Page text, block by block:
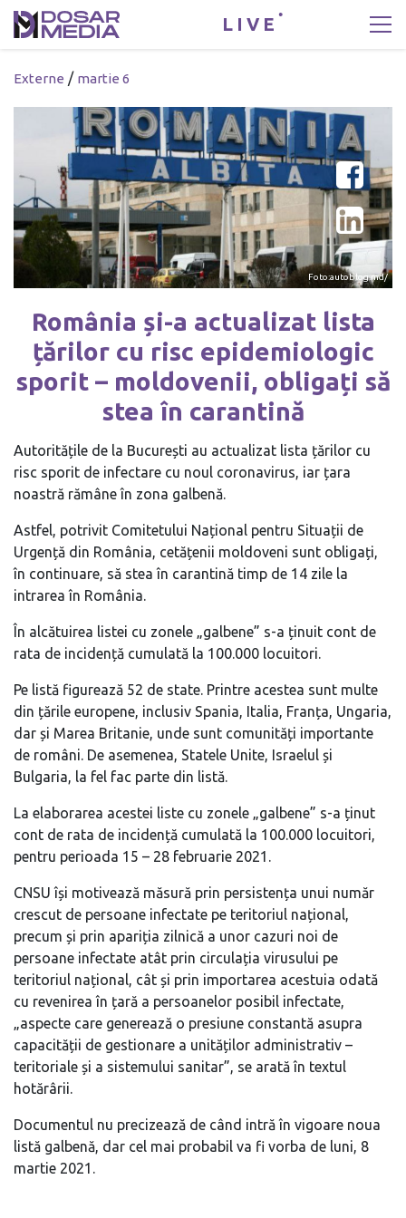
LIVE
Externe / martie 6
Foto:autoblog.md/
România și-a actualizat lista
țărilor cu risc epidemiologic
sporit – moldovenii, obligați să
stea în carantină
Autoritățile de la București au actualizat lista țărilor cu
risc sporit de infectare cu noul coronavirus, iar țara
noastră rămâne în zona galbenă.
Astfel, potrivit Comitetului Național pentru Situații de
Urgență din România, cetățenii moldoveni sunt obligați,
în continuare, să stea în carantină timp de 14 zile la
intrarea în România.
În alcătuirea listei cu zonele „galbene” s-a ținuit cont de
rata de incidență cumulată la 100.000 locuitori.
Pe listă figurează 52 de state. Printre acestea sunt multe
din țările europene, inclusiv Spania, Italia, Franța, Ungaria,
dar și Marea Britanie, unde sunt comunități importante
de români. De asemenea, Statele Unite, Israelul și
Bulgaria, la fel fac parte din listă.
La elaborarea acestei liste cu zonele „galbene” s-a ținut
cont de rata de incidență cumulată la 100.000 locuitori,
pentru perioada 15 – 28 februarie 2021.
CNSU își motivează măsură prin persistența unui număr
crescut de persoane infectate pe teritoriul național,
precum și prin apariția zilnică a unor cazuri noi de
persoane infectate atât prin circulația virusului pe
teritoriul național, cât și prin importarea acestuia odată
cu revenirea în țară a persoanelor posibil infectate,
„aspecte care generează o presiune constantă asupra
capacității de gestionare a unităților administrativ –
teritoriale și a sistemului sanitar”, se arată în textul
hotărârii.
Documentul nu precizează de când intră în vigoare noua
listă galbenă, dar cel mai probabil va fi vorba de luni, 8
martie 2021.